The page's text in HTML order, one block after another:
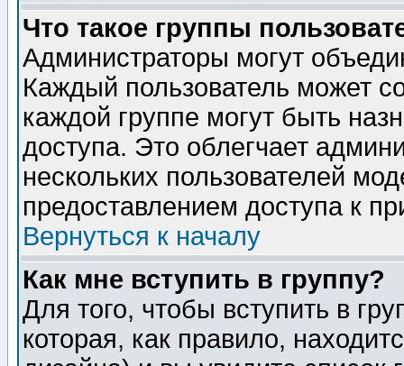
Что такое группы
Администраторы могут
Каждый пользователь может
каждой группе могут быть
доступа. Это облегчает
нескольких пользователей
предоставлением доступа к
Вернуться к началу
Как мне вступить в группу?
Для того, чтобы вступить в
которая, как правило,